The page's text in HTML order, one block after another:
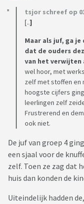
Ik wil haar zo graag
niveau kan ze m.i.
werken.
Ben benieuwd naar
tsjor schreef op
[..]
Maar als juf, ga
dat de ouders
van het verwijten
wel hoor, met
zelf met stoffen en
hoogste cijfers
leerlingen zelf
Frustrerend en
ook niet.
De juf van groep 4
een sjaal voor de
zelf. Toen ze zag dat
huis dan konden de
Uiteindelijk hadden